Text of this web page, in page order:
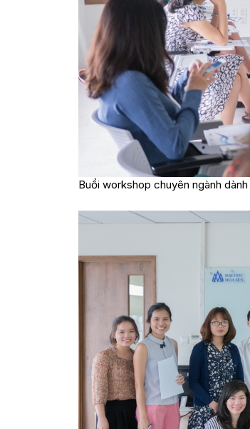
Buổi workshop chuyên ngành